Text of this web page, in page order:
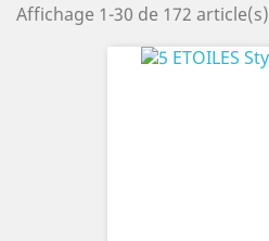
Affichage 1-30 de 172 article(s)